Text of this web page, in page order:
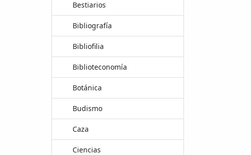
Bestiarios
Bibliografía
Bibliofilia
Biblioteconomía
Botánica
Budismo
Caza
Ciencias